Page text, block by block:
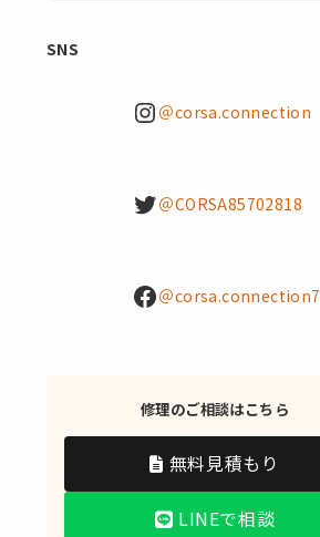
SNS
Instagram ＠corsa.connection
Twitter ＠CORSA85702818
Facebook ＠corsa.connection7
修理のご相談はこちら
無料見積もり
LINEで相談